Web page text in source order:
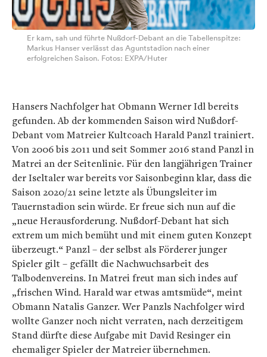
Er kam, sah und führte Nußdorf-Debant an die Tabellenspitze:
Markus Hanser verlässt das Aguntstadion nach einer
erfolgreichen Saison. Fotos: EXPA/Huter
Hansers Nachfolger hat Obmann Werner Idl bereits
gefunden. Ab der kommenden Saison wird Nußdorf-
Debant vom Matreier Kultcoach Harald Panzl trainiert.
Von 2006 bis 2011 und seit Sommer 2016 stand Panzl in
Matrei an der Seitenlinie. Für den langjährigen Trainer
der Iseltaler war bereits vor Saisonbeginn klar, dass die
Saison 2020/21 seine letzte als Übungsleiter im
Tauernstadion sein würde. Er freue sich nun auf die
„neue Herausforderung. Nußdorf-Debant hat sich
extrem um mich bemüht und mit einem guten Konzept
überzeugt.“ Panzl – der selbst als Förderer junger
Spieler gilt – gefällt die Nachwuchsarbeit des
Talbodenvereins. In Matrei freut man sich indes auf
„frischen Wind. Harald war etwas amtsmüde“, meint
Obmann Natalis Ganzer. Wer Panzls Nachfolger wird
wollte Ganzer noch nicht verraten, nach derzeitigem
Stand dürfte diese Aufgabe mit David Resinger ein
ehemaliger Spieler der Matreier übernehmen.